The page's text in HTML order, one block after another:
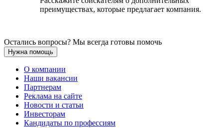
преимуществах, которые предлагает компания.
Остались вопросы? Мы всегда готовы помочь
Нужна помощь
О компании
Наши вакансии
Партнерам
Реклама на сайте
Новости и статьи
Инвесторам
Кандидаты по профессиям